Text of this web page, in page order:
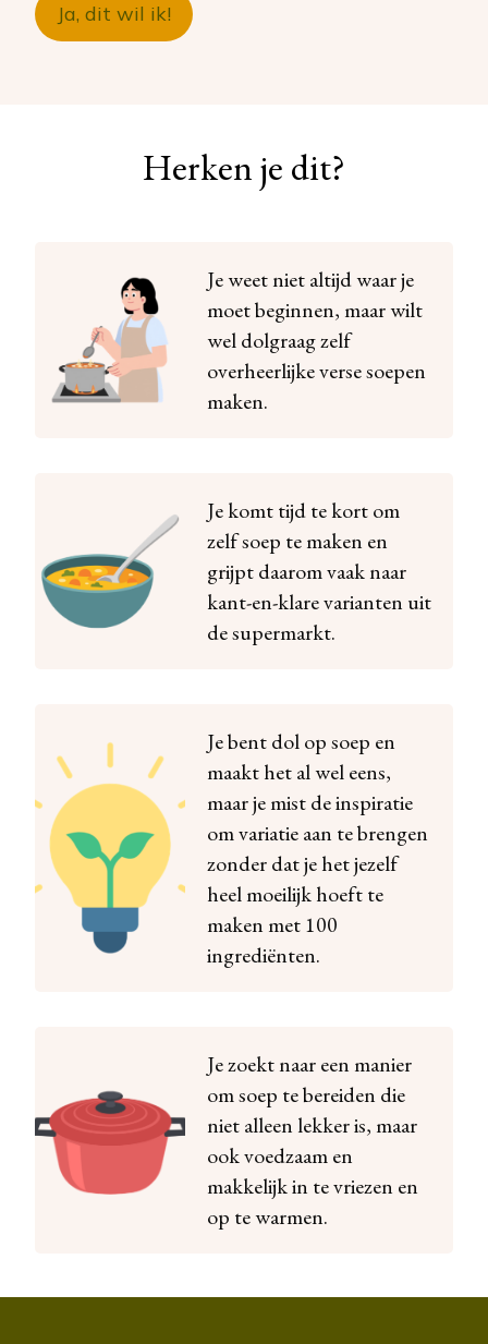
Ja, dit wil ik!
Herken je dit?
Je weet niet altijd waar je
moet beginnen, maar wilt
wel dolgraag zelf
overheerlijke verse soepen
maken.
Je komt tijd te kort om
zelf soep te maken en
grijpt daarom vaak naar
kant-en-klare varianten uit
de supermarkt.
Je bent dol op soep en
maakt het al wel eens,
maar je mist de inspiratie
om variatie aan te brengen
zonder dat je het jezelf
heel moeilijk hoeft te
maken met 100
ingrediënten.
Je zoekt naar een manier
om soep te bereiden die
niet alleen lekker is, maar
ook voedzaam en
makkelijk in te vriezen en
op te warmen.